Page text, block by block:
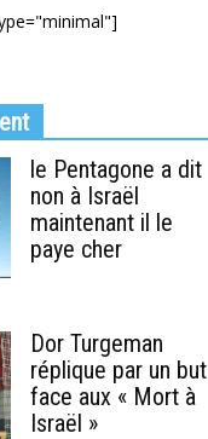
le Pentagone a dit
non à Israël
maintenant il le
paye cher
Dor Turgeman
réplique par un but
face aux « Mort à
Israël »